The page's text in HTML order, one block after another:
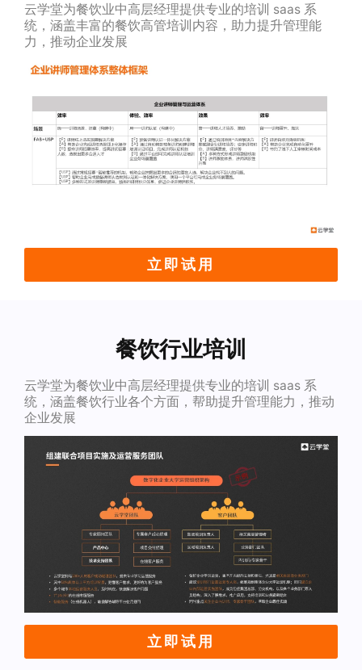
云学堂为餐饮业中高层经理提供专业的培训 saas 系
统，涵盖丰富的餐饮高管培训内容，助力提升管理能
力，推动企业发展
立即试用
餐饮行业培训
云学堂为餐饮业中高层经理提供专业的培训 saas 系
统，涵盖餐饮行业各个方面，帮助提升管理能力，推动
企业发展
立即试用